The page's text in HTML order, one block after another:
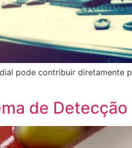
pode contribuir diretamente
de